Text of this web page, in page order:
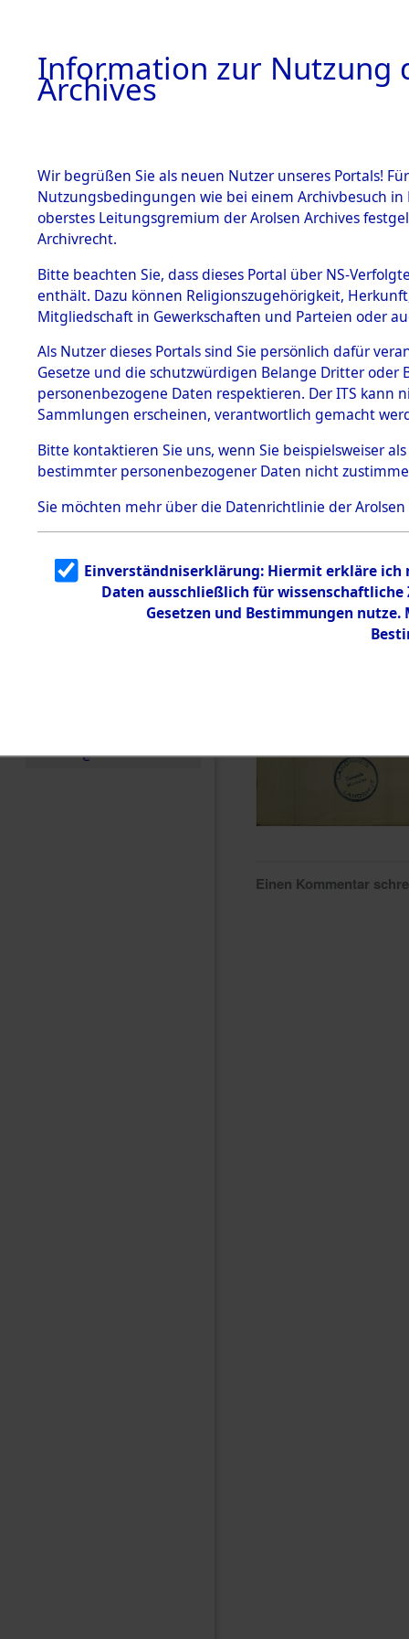
BESTÄNDE
1.
mente
5. Verschiedenes
5.3
Todesmärsche
5.3.1 Alliierte
Erhebungen
zu
Todesmärsch
en
5.3.2
g
5.3.3
Todesmärsch
e
Mödingen
0087
Einen Kommentar
Information zur Nutzung
Archives
Wir begrüßen Sie als neuen Nutzer unseres Portals!
Nutzungsbedingungen wie bei einem Archivbesuch
oberstes Leitungsgremium der Arolsen Archives
Archivrecht.
Bitte beachten Sie, dass dieses Portal über NS-
enthält. Dazu können Religionszugehörigkeit,
Mitgliedschaft in Gewerkschaften und Parteien oder
Als Nutzer dieses Portals sind Sie persönlich dafür
Gesetze und die schutzwürdigen Belange Dritter
personenbezogene Daten respektieren. Der ITS
Sammlungen erscheinen, verantwortlich gemacht
Bitte kontaktieren Sie uns, wenn Sie beispielsweiser
bestimmter personenbezogener Daten nicht
Sie möchten mehr über die Datenrichtlinie der Arolsen
Einverständniserklärung: Hiermit erkläre ich
Daten ausschließlich für
Gesetzen und Bestimmungen